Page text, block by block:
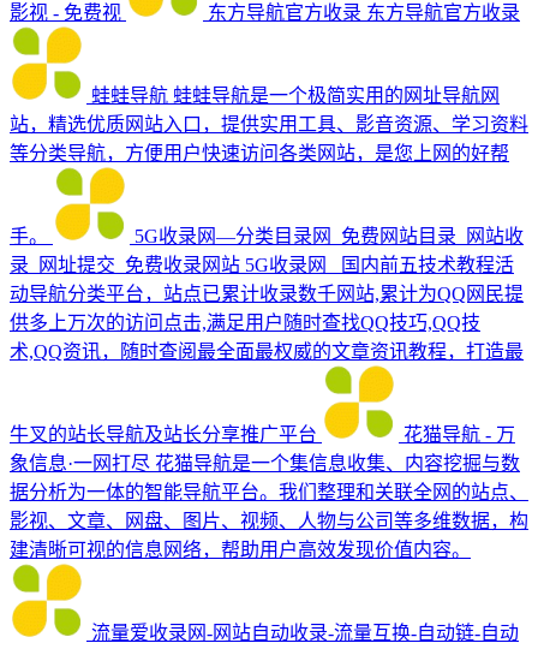
影视 - 免费视 东方导航官方收录 东方导航官方收录
蛙蛙导航 蛙蛙导航是一个极简实用的网址导航网
站，精选优质网站入口，提供实用工具、影音资源、学习资料
等分类导航，方便用户快速访问各类网站，是您上网的好帮
手。
5G收录网—分类目录网_免费网站目录_网站收
录_网址提交_免费收录网站 5G收录网_ 国内前五技术教程活
动导航分类平台，站点已累计收录数千网站,累计为QQ网民提
供多上万次的访问点击,满足用户随时查找QQ技巧,QQ技
术,QQ资讯，随时查阅最全面最权威的文章资讯教程，打造最
牛叉的站长导航及站长分享推广平台
花猫导航 - 万
象信息·一网打尽 花猫导航是一个集信息收集、内容挖掘与数
据分析为一体的智能导航平台。我们整理和关联全网的站点、
影视、文章、网盘、图片、视频、人物与公司等多维数据，构
建清晰可视的信息网络，帮助用户高效发现价值内容。
流量爱收录网-网站自动收录-流量互换-自动链-自动